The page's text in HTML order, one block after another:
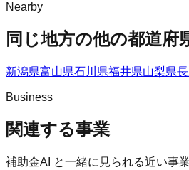
Nearby
同じ地方の他の都道府
新潟県富山県石川県福井県山梨県
Business
関連する事業
補助金AI と一緒に見られる近い事